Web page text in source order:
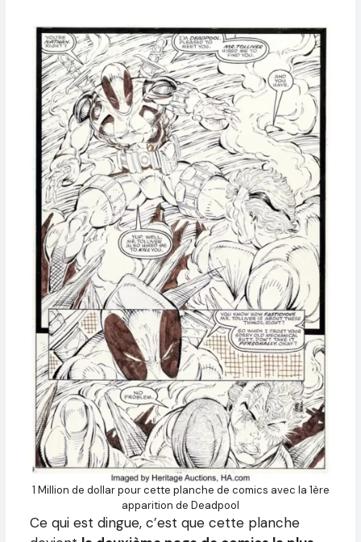
1 Million de dollar pour cette planche de comics avec la 1ère
apparition de Deadpool
Ce qui est dingue, c’est que cette planche